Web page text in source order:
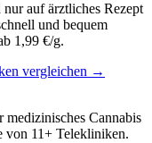
auf ärztliches Rezept
und bequem
1,99 €/g.
vergleichen →
Cannabis
von 11+ Telekliniken.